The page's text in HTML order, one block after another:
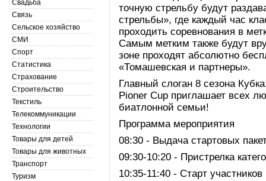
точную стрельбу будут
стрельбы», где каждый час
проходить соревнования в
Самым метким также будут
зоне проходят абсолютно
«Томашевская и партнеры».
Главный слоган 8 сезона
Pioner Cup приглашает всех
биатлонной семьи!
Программа мероприятия
08:30 - Выдача стартовых
09:30-10:20 - Пристрелка
10:35-11:40 - Старт
Свадьба
Связь
Сельское хозяйство
СМИ
Спорт
Статистика
Страхование
Строительство
Текстиль
Телекоммуникации
Технологии
Товары для детей
Товары для животных
Транспорт
Туризм